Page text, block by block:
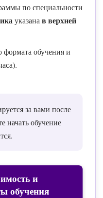
по специальности
указана в верхней
формата обучения и
за вами после
начать обучение
и
обучения